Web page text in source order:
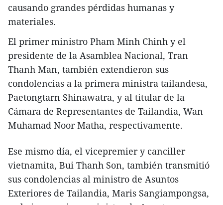
causando grandes pérdidas humanas y
materiales.
El primer ministro Pham Minh Chinh y el
presidente de la Asamblea Nacional, Tran
Thanh Man, también extendieron sus
condolencias a la primera ministra tailandesa,
Paetongtarn Shinawatra, y al titular de la
Cámara de Representantes de Tailandia, Wan
Muhamad Noor Matha, respectivamente.
Ese mismo día, el vicepremier y canciller
vietnamita, Bui Thanh Son, también transmitió
sus condolencias al ministro de Asuntos
Exteriores de Tailandia, Maris Sangiampongsa,